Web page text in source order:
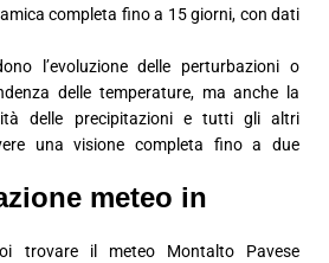
completa fino a 15 giorni, con dati
l’evoluzione delle perturbazioni o
delle temperature, ma anche la
delle precipitazioni e tutti gli altri
una visione completa fino a due
meteo in
trovare il meteo Montalto Pavese